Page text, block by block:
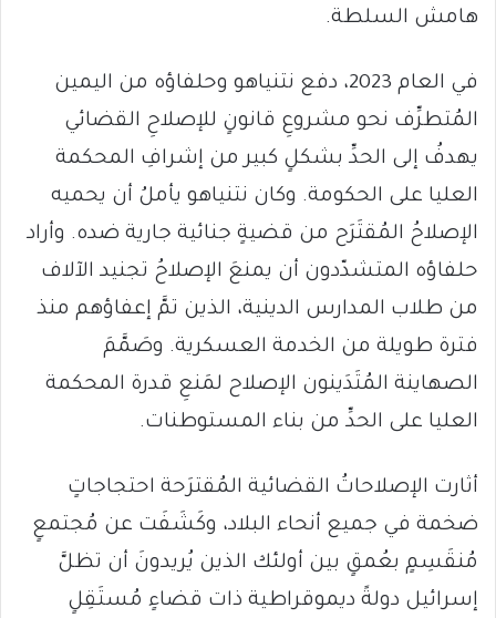
هامش السلطة.
في العام 2023، دفع نتنياهو وحلفاؤه من اليمين
المُتطرِّف نحو مشروعِ قانونٍ للإصلاحِ القضائي
يهدفُ إلى الحدِّ بشكلٍ كبير من إشرافِ المحكمة
العليا على الحكومة. وكان نتنياهو يأملُ أن يحميه
الإصلاحُ المُقتَرَح من قضيةٍ جنائية جارية ضده. وأراد
حلفاؤه المتشدّدون أن يمنعَ الإصلاحُ تجنيد الآلاف
من طلاب المدارس الدينية، الذين تمَّ إعفاؤهم منذ
فترة طويلة من الخدمة العسكرية. وصَمَّمَ
الصهاينة المُتَدَينون الإصلاح لمَنعِ قدرة المحكمة
العليا على الحدِّ من بناء المستوطنات.
أثارت الإصلاحاتُ القضائية المُقترَحة احتجاجاتٍ
ضخمة في جميع أنحاء البلاد، وكَشَفَت عن مُجتمعٍ
مُنقَسِمٍ بعُمقٍ بين أولئك الذين يُريدونَ أن تظلَّ
إسرائيل دولةً ديموقراطية ذات قضاءٍ مُستَقِلٍ